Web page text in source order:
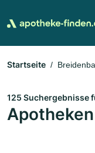
Startseite
125 Suchergebnisse